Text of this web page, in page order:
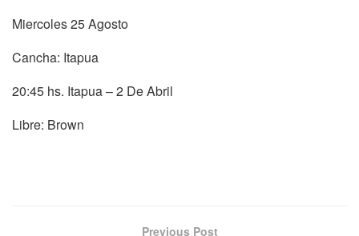
Miercoles 25 Agosto
Cancha: Itapua
20:45 hs. Itapua – 2 De Abril
Libre: Brown
Previous Post